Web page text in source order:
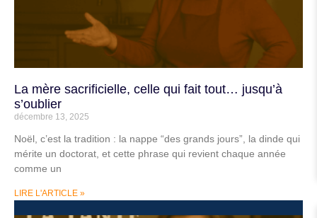
La mère sacrificielle, celle qui fait tout… jusqu’à
s’oublier
décembre 13, 2025
Noël, c’est la tradition : la nappe “des grands jours”, la dinde qui
mérite un doctorat, et cette phrase qui revient chaque année
comme un
LIRE L'ARTICLE »